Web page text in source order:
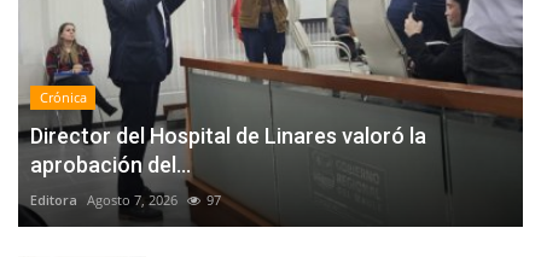
Crónica
Director del Hospital de Linares valoró la
aprobación del...
Editora Agosto 7, 2026 97